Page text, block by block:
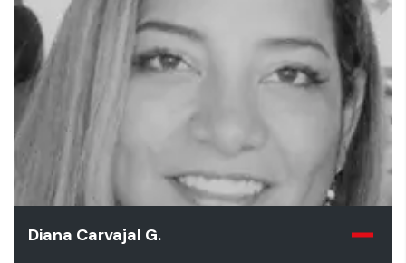
Diana Carvajal G.